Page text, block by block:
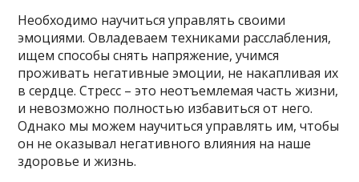
Необходимо научиться управлять своими
эмоциями. Овладеваем техниками расслабления,
ищем способы снять напряжение, учимся
проживать негативные эмоции, не накапливая их
в сердце. Стресс – это неотъемлемая часть жизни,
и невозможно полностью избавиться от него.
Однако мы можем научиться управлять им, чтобы
он не оказывал негативного влияния на наше
здоровье и жизнь.